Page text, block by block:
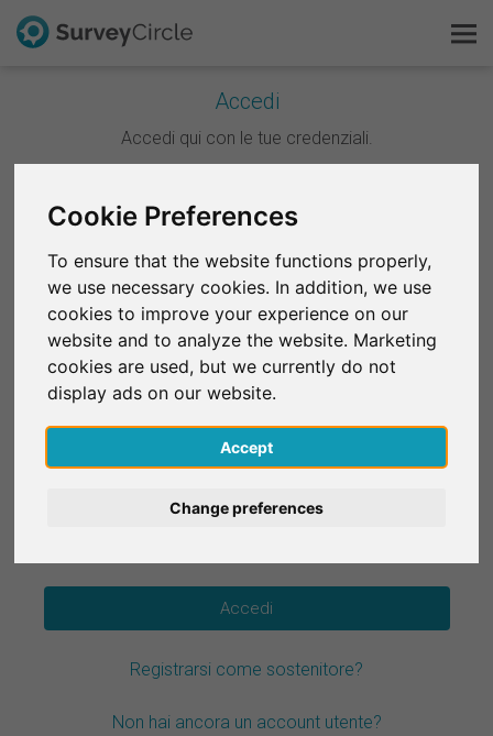
Cookie Preferences
To ensure that the website functions properly,
we use necessary cookies. In addition, we use
cookies to improve your experience on our
website and to analyze the website. Marketing
cookies are used, but we currently do not
display ads on our website.
Accept
Change preferences
Accedi
Accedi qui con le tue credenziali.
Continua con Google
Continua con Facebook
OPPURE
E-mail*
Password*
Registrarsi come sostenitore?
Non hai ancora un account utente?
Questo è SurveyCircle
FAQ
Registrati gratis
English
Deutsch
Français